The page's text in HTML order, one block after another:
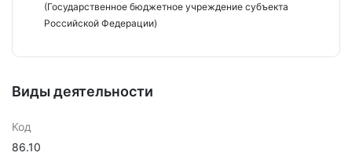
(Государственное бюджетное учреждение субъекта
Российской Федерации)
Виды деятельности
Код
86.10